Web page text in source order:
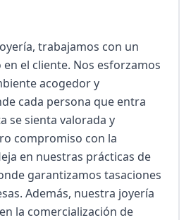
trabajamos con un
el cliente. Nos esforzamos
acogedor y
cada persona que entra
se sienta valorada y
compromiso con la
en nuestras prácticas de
garantizamos tasaciones
Además, nuestra joyería
la comercialización de